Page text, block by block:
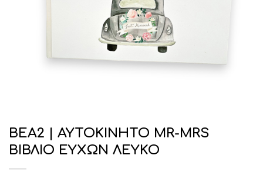
ΒΕΑ2 | ΑΥΤΟΚΙΝΗΤΟ MR-MRS
ΒΙΒΛΙΟ ΕΥΧΩΝ ΛΕΥΚΟ